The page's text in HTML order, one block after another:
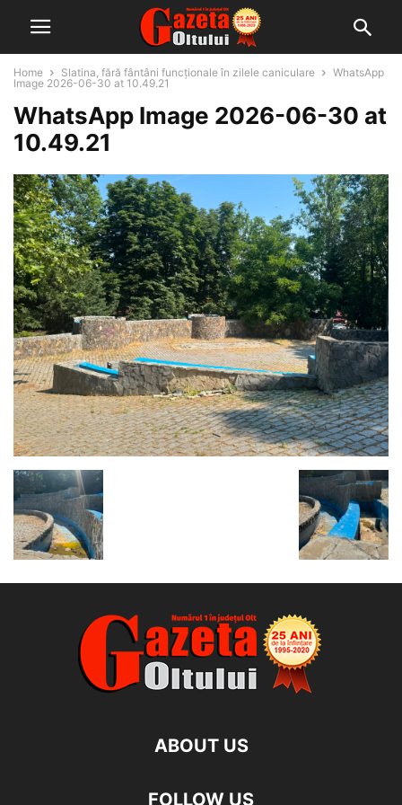
Home Slatina, fără fântâni funcționale în zilele caniculare
WhatsApp
Image 2026-06-30 at 10.49.21
WhatsApp Image 2026-06-30 at
10.49.21
ABOUT US
FOLLOW US